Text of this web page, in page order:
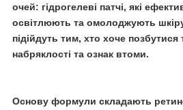
очей: гідрогелеві патчі, які
освітлюють та омолоджують
підійдуть тим, хто хоче позбутися
набряклості та ознак втоми.
Основу формули складають